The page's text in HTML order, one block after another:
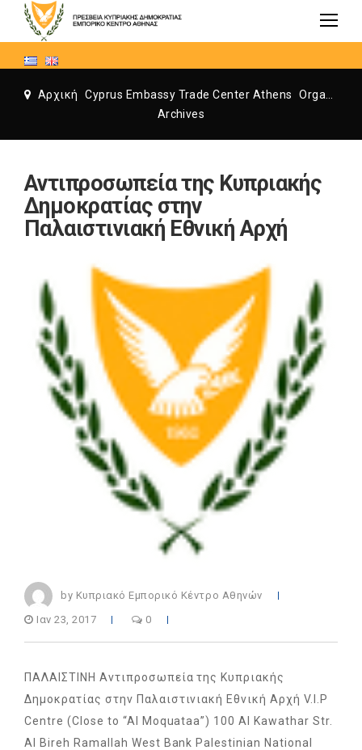
Αρχική Cyprus Embassy Trade Center Athens
Organization
Archives
Αντιπροσωπεία της Κυπριακής
Δημοκρατίας στην
Παλαιστινιακή Εθνική Αρχή
by Κυπριακό Εμπορικό Κέντρο Αθηνών
Ιαν 23, 2017 0
ΠΑΛΑΙΣΤΙΝΗ Αντιπροσωπεία της Κυπριακής
Δημοκρατίας στην Παλαιστινιακή Εθνική Αρχή V.I.P
Centre (Close to “Al Moquataa”) 100 Al Kawathar Str.
Al Bireh Ramallah West Bank Palestinian National